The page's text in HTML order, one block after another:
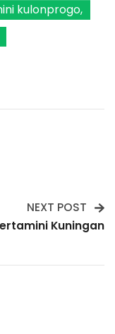
kulonprogo
NEXT POST
Kuningan